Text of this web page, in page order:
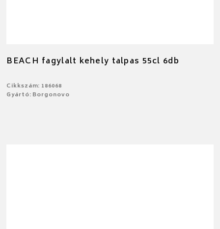
BEACH fagylalt kehely talpas 55cl 6db
Cikkszám: 186068
Gyártó: Borgonovo